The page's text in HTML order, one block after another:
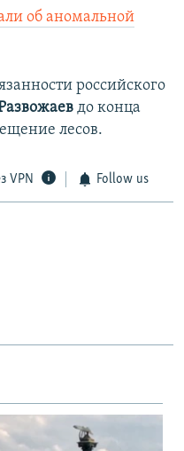
об аномальной
российского
до конца
лесов.
VPN Follow us